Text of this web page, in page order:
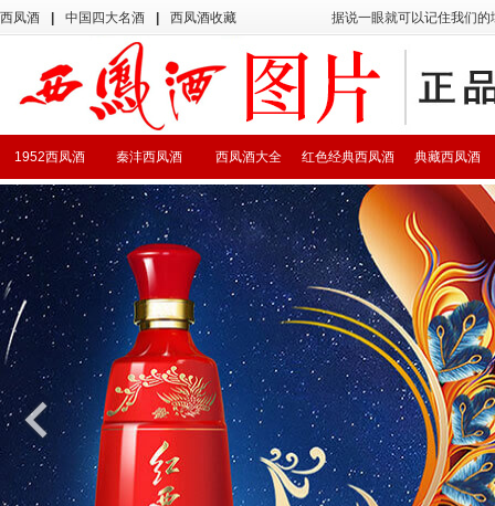
西凤酒 中国四大名酒 西凤酒收藏 据说一眼就可以记住我们
典藏西凤酒
红色经典西凤酒
西凤酒大全
秦沣西凤酒
1952西凤酒